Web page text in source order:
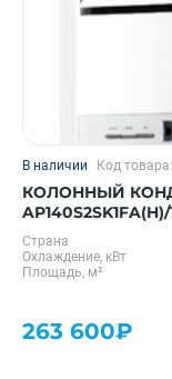
В наличии Код
КОЛОННЫЙ
AP140S2SK1FA(H)/
Страна
Охлаждение, кВт
Площадь, м²
263 600₽